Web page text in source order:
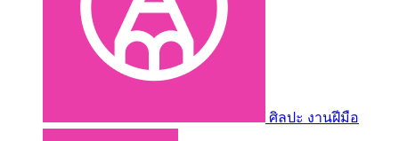
ศิลปะ งานฝีมือ